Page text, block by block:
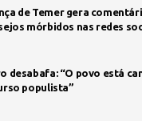
de Temer gera
mórbidos nas redes
desabafa: “O povo está
populista”